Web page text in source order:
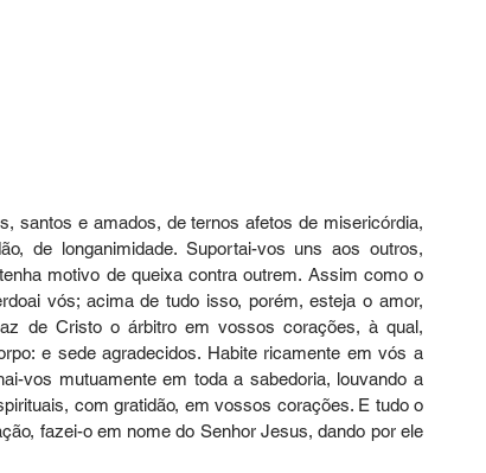
santos e amados, de ternos afetos de misericórdia,
de longanimidade. Suportai-vos uns aos outros,
motivo de queixa contra outrem. Assim como o
vós; acima de tudo isso, porém, esteja o amor,
de Cristo o árbitro em vossos corações, à qual,
e sede agradecidos. Habite ricamente em vós a
vos mutuamente em toda a sabedoria, louvando a
com gratidão, em vossos corações. E tudo o
fazei-o em nome do Senhor Jesus, dando por ele